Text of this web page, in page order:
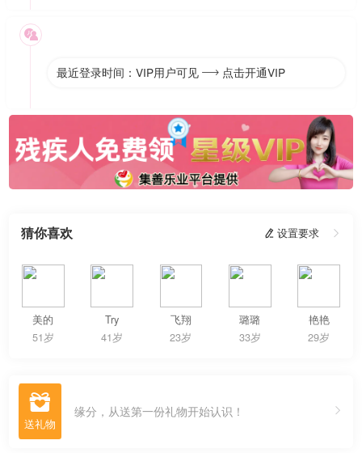

最近登录时间：VIP用户可见  点击开通VIP
猜你喜欢  设置要求 
美的
51岁
Try
41岁
飞翔
23岁
璐璐
33岁
艳艳
29岁
 缘分，从送第一份礼物开始认识！